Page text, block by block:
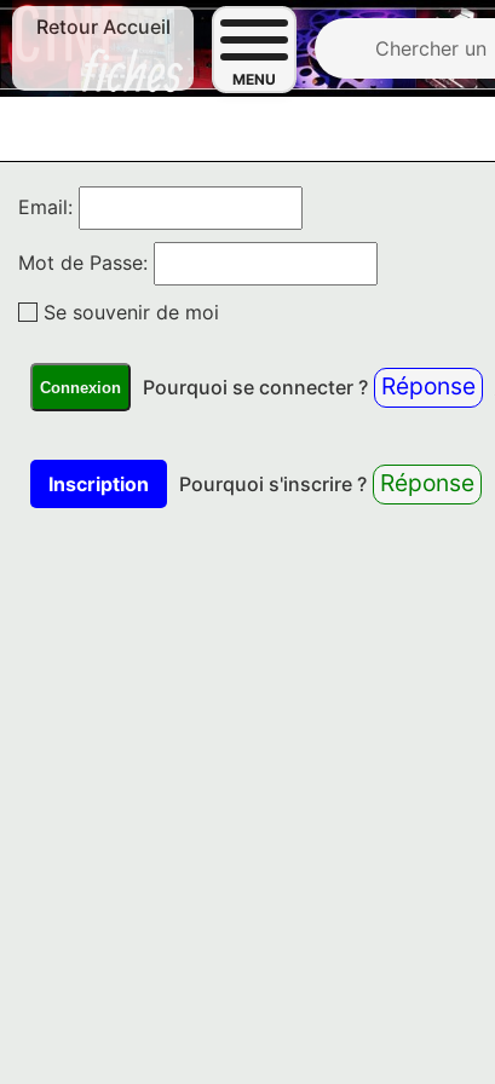
Retour Accueil
MENU
Chercher un
Email:
Mot de Passe:
Se souvenir de moi
Connexion Pourquoi se connecter ? Réponse
Inscription Pourquoi s'inscrire ? Réponse